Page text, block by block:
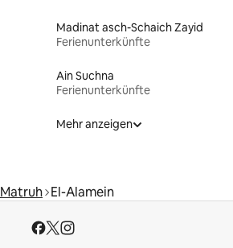
Madinat asch-Schaich Zayid
Ferienunterkünfte
Ain Suchna
Ferienunterkünfte
Mehr anzeigen
Matruh El-Alamein